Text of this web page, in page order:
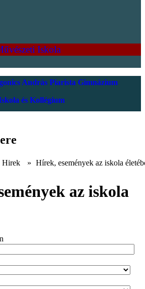
Iskola
András Piarista Gimnázium
és Kollégium
Hirek » Hírek, események az iskola
az iskola